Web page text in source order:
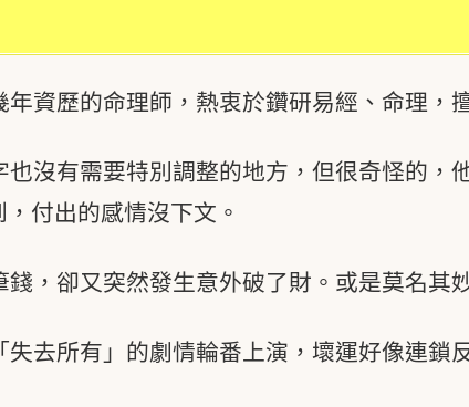
年資歷的命理師，熱衷於鑽研易經、命理，
沒有需要特別調整的地方，但很奇怪的，
付出的感情沒下文。
，卻又突然發生意外破了財。或是莫名其
去所有」的劇情輪番上演，壞運好像連鎖